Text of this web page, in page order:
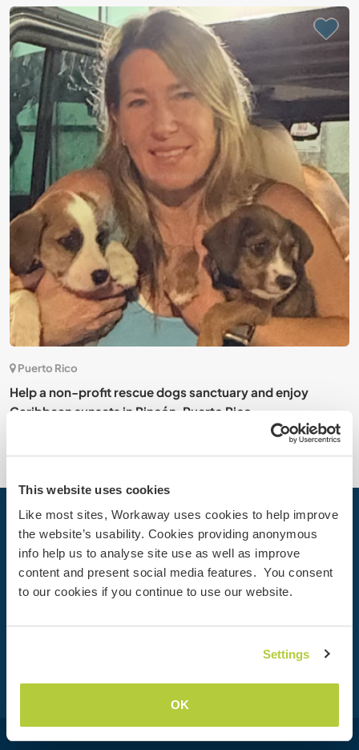
This website uses cookies
Like most sites, Workaway uses cookies to help improve
the website’s usability. Cookies providing anonymous
info help us to analyse site use as well as improve
content and present social media features. You consent
to our cookies if you continue to use our website.
Settings
OK
Puerto Rico
Help a non-profit rescue dogs sanctuary and enjoy
Caribbean sunsets in Rincón, Puerto Rico
Sua próxima Aventura começa hoje
Junte-se à comunidade Workaway hoje mesmo para
descobrir experiências de viagem únicas com mais de
50.000 oportunidades por todo o mundo.